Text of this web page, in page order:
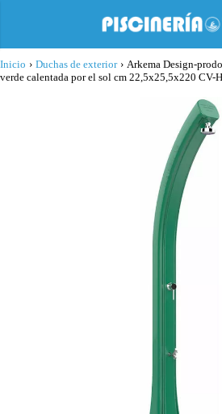
Inicio › Duchas de exterior › Arkema Design-
verde calentada por el sol cm 22,5x25,5x220 CV-